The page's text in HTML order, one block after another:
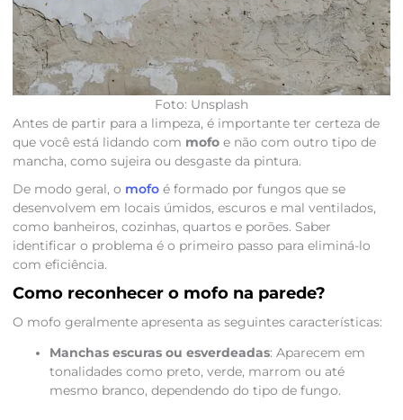
Foto: Unsplash
Antes de partir para a limpeza, é importante ter certeza de
que você está lidando com mofoe não com outro tipo de
mancha, como sujeira ou desgaste da pintura.
De modo geral, o mofoé formado por fungos que se
desenvolvem em locais úmidos, escuros e mal ventilados,
como banheiros, cozinhas, quartos e porões. Saber
identificar o problema é o primeiro passo para eliminá-lo
com eficiência.
Como reconhecer o mofo na parede?
O mofo geralmente apresenta as seguintes características:
Manchas escuras ou esverdeadas: Aparecem em
tonalidades como preto, verde, marrom ou até
mesmo branco, dependendo do tipo de fungo.